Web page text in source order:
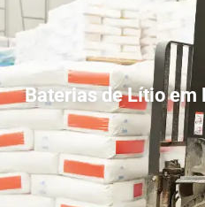
Baterias de Lítio em